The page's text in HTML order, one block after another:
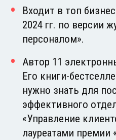
Входит в топ
2024 гг. по версии
персоналом».
Автор 11
Его книги-
нужно знать для
эффективного
«Управление
лауреатами премии